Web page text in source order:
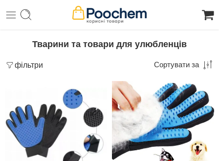
Тварини та товари для улюбленців
фільтри Сортувати за